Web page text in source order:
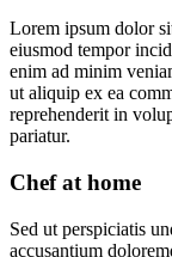
Lorem ipsum dolor
eiusmod tempor
enim ad minim
ut aliquip ex ea
reprehenderit in
pariatur.
Chef at home
Sed ut perspiciatis
accusantium